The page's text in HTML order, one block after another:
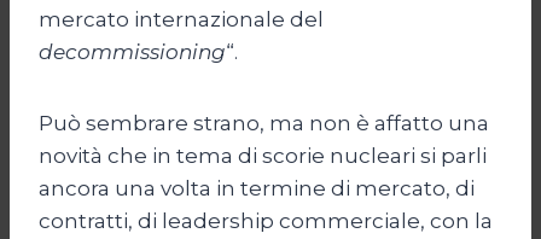
mercato internazionale del
decommissioning“.
Può sembrare strano, ma non è affatto una
novità che in tema di scorie nucleari si parli
ancora una volta in termine di mercato, di
contratti, di leadership commerciale, con la